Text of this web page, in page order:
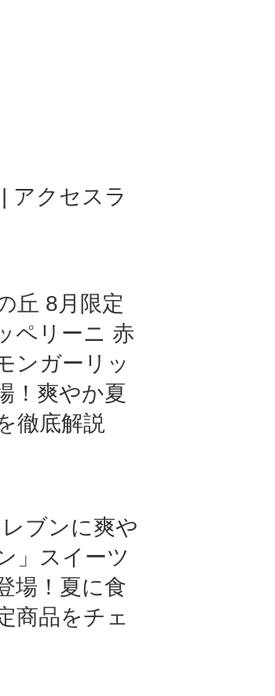
アクセスラ
丘 8月限定
ペリーニ 赤
ンガーリッ
！爽やか夏
徹底解説
ブンに爽や
」スイーツ
場！夏に食
商品をチェ